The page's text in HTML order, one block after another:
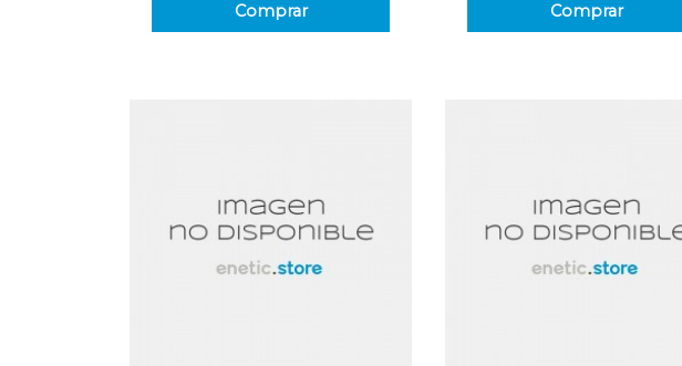
Comprar Comprar